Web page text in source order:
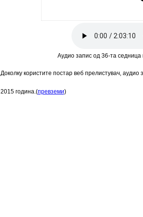
Аудио запис од 36-та
Доколку користите постар веб прелистувач,
2015 година.(превземи)